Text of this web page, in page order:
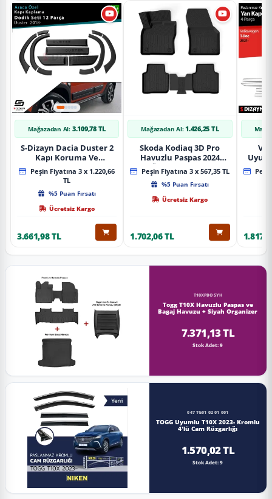
Mağazadan Al: 3.109,78 TL
S-Dizayn Dacia Duster 2
Kapı Koruma Ve
Çamurluk Kaplaması
Dodik Seti 2018 Üzeri A+
Kalite
Peşin Fiyatına 3 x 1.220,66
TL
%5 Puan Fırsatı
Ücretsiz Kargo
3.661,98 TL
Mağazadan Al: 1.426,25 TL
Skoda Kodiaq 3D Pro
Havuzlu Paspas 2024
Üzeri A+ Kalite
Peşin Fiyatına 3 x 567,35 TL
%5 Puan Fırsatı
Ücretsiz Kargo
1.702,06 TL
Yan
T10XPBOSYH
Togg T10X Havuzlu Paspas ve
Bagaj Havuzu + Siyah Organizer
7.371,13 TL
Stok Adet: 9
047 TG01 02 01 001
TOGG Uyumlu T10X 2023- Kromlu
4'lü Cam Rüzgarlığı
1.570,02 TL
Stok Adet: 9